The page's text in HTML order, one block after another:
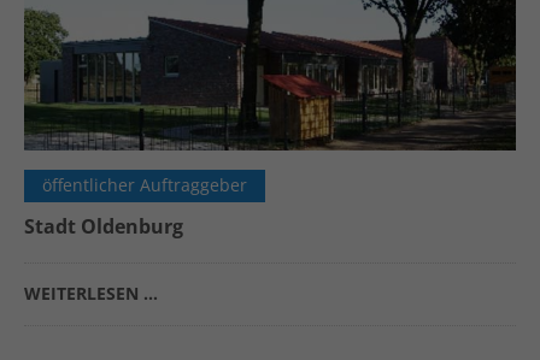
öffentlicher Auftraggeber
Stadt Oldenburg
WEITERLESEN …